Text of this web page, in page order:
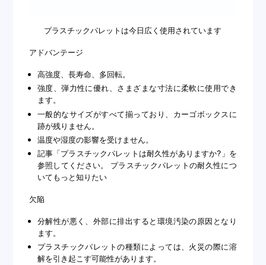
プラスチックパレットは今日広く使用されています
アドバンテージ
高強度、長寿命、多回転。
強度、弾力性に優れ、さまざまな寸法に柔軟に使用でき
ます。
一般的なサイズがすべて揃っており、カーゴボックスに
跡が残りません。
温度や湿度の影響を受けません。
記事「プラスチックパレットは耐久性がありますか?」を
参照してください。 プラスチックパレットの耐久性につ
いてもっと知りたい
欠陥
分解性が悪く、外部に排出すると環境汚染の原因となり
ます。
プラスチックパレットの種類によっては、火災の際に溶
解を引き起こす可能性があります。